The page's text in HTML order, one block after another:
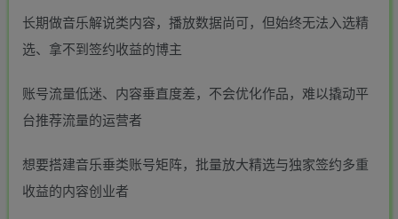
长期做音乐解说类内容，播放数据尚可，但始终无法入选精
选、拿不到签约收益的博主
账号流量低迷、内容垂直度差，不会优化作品，难以撬动平
台推荐流量的运营者
想要搭建音乐垂类账号矩阵，批量放大精选与独家签约多重
收益的内容创业者